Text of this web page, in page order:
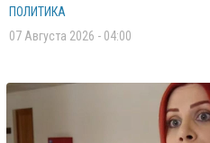
ПОЛИТИКА
07 Августа 2026 - 04:00